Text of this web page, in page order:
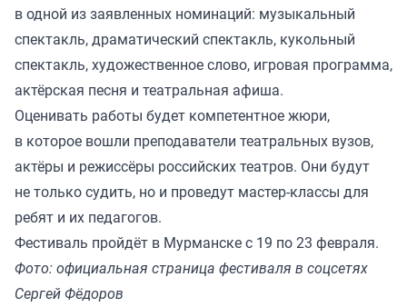
в одной из заявленных номинаций: музыкальный
спектакль, драматический спектакль, кукольный
спектакль, художественное слово, игровая программа,
актёрская песня и театральная афиша.
Оценивать работы будет компетентное жюри,
в которое вошли преподаватели театральных вузов,
актёры и режиссёры российских театров. Они будут
не только судить, но и проведут мастер-классы для
ребят и их педагогов.
Фестиваль пройдёт в Мурманске с 19 по 23 февраля.
Фото: официальная страница фестиваля в соцсетях
Сергей Фёдоров